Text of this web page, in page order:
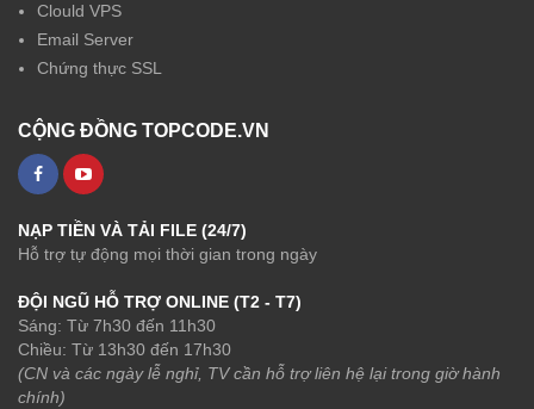
Clould VPS
Email Server
Chứng thực SSL
CỘNG ĐỒNG TOPCODE.VN
NẠP TIỀN VÀ TẢI FILE (24/7)
Hỗ trợ tự động mọi thời gian trong ngày
ĐỘI NGŨ HỖ TRỢ ONLINE (T2 - T7)
Sáng: Từ 7h30 đến 11h30
Chiều: Từ 13h30 đến 17h30
(CN và các ngày lễ nghỉ, TV cần hỗ trợ liên hệ lại trong giờ hành
chính)